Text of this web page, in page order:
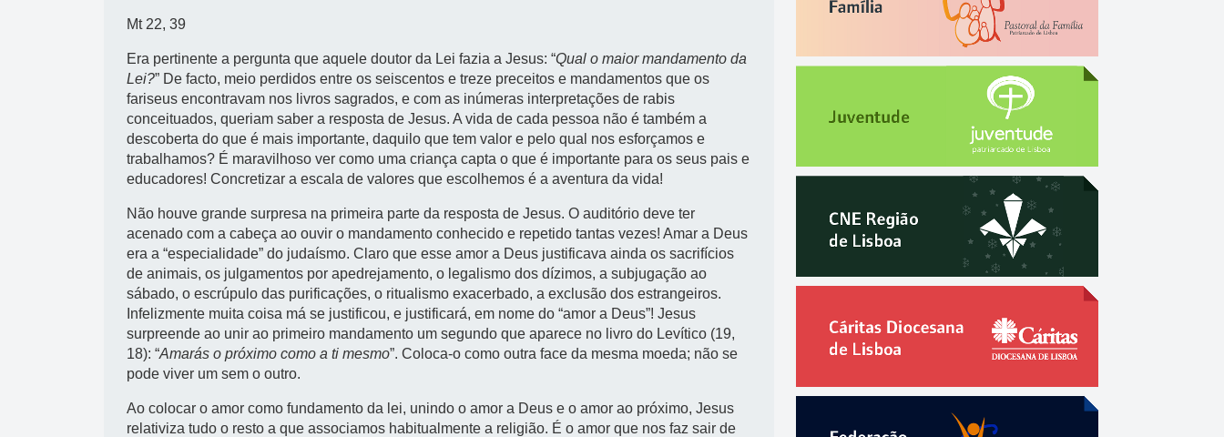
Mt 22, 39
Era pertinente a pergunta que aquele doutor da Lei fazia a Jesus: “Qual o maior mandamento da
Lei?” De facto, meio perdidos entre os seiscentos e treze preceitos e mandamentos que os
fariseus encontravam nos livros sagrados, e com as inúmeras interpretações de rabis
conceituados, queriam saber a resposta de Jesus. A vida de cada pessoa não é também a
descoberta do que é mais importante, daquilo que tem valor e pelo qual nos esforçamos e
trabalhamos? É maravilhoso ver como uma criança capta o que é importante para os seus pais e
educadores! Concretizar a escala de valores que escolhemos é a aventura da vida!
Não houve grande surpresa na primeira parte da resposta de Jesus. O auditório deve ter
acenado com a cabeça ao ouvir o mandamento conhecido e repetido tantas vezes! Amar a Deus
era a “especialidade” do judaísmo. Claro que esse amor a Deus justificava ainda os sacrifícios
de animais, os julgamentos por apedrejamento, o legalismo dos dízimos, a subjugação ao
sábado, o escrúpulo das purificações, o ritualismo exacerbado, a exclusão dos estrangeiros.
Infelizmente muita coisa má se justificou, e justificará, em nome do “amor a Deus”! Jesus
surpreende ao unir ao primeiro mandamento um segundo que aparece no livro do Levítico (19,
18): “Amarás o próximo como a ti mesmo”. Coloca-o como outra face da mesma moeda; não se
pode viver um sem o outro.
Ao colocar o amor como fundamento da lei, unindo o amor a Deus e o amor ao próximo, Jesus
relativiza tudo o resto a que associamos habitualmente a religião. É o amor que nos faz sair de